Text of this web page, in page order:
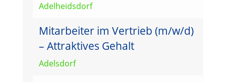
Adelheidsdorf
Mitarbeiter im Vertrieb (m/w/d)
– Attraktives Gehalt
Adelsdorf